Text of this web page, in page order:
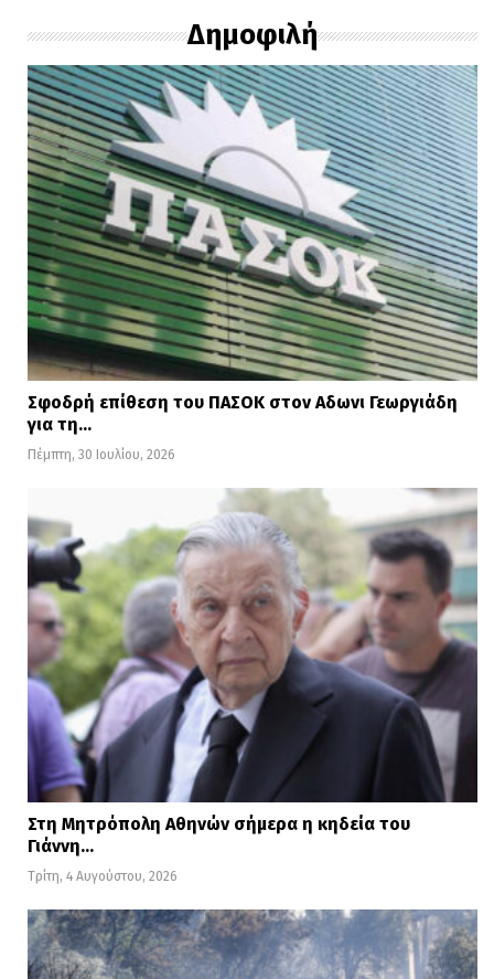
Δημοφιλή
Σφοδρή επίθεση του ΠΑΣΟΚ στον Αδωνι Γεωργιάδη
για τη…
Πέμπτη, 30 Ιουλίου, 2026
Στη Μητρόπολη Αθηνών σήμερα η κηδεία του
Γιάννη…
Τρίτη, 4 Αυγούστου, 2026